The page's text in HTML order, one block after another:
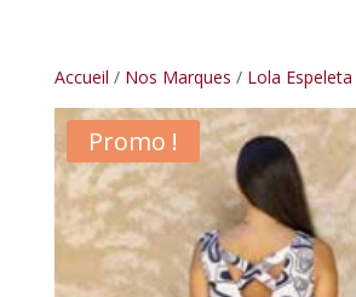
Accueil / Nos Marques / Lola Espeleta
Promo !